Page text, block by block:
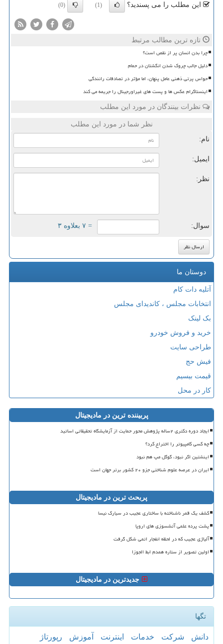
این مطلب را می پسندید؟ (1)
(0)
تازه ترین مطالب مرتبط
چرا بدن انسان پر از نقص است؟
دلیل جالب چروک شدن انگشتان در حمام
حواس پرتی ذهنی عامل پنهان، اما مؤثر در تصادفات رانندگی
اینستاگرام عکس ها و پست های غیراورجینال را جریمه می کند
نظرات بینندگان در مورد این مطلب
نظر شما در مورد این مطلب
نام:
ایمیل:
نظر:
سوال: = ۷ بعلاوه ۳
دوستان ما
آتلیه دات کام
انتخابات مجلس ، کاندیدای مجلس
بک لینک
خرید و فروش خودرو
طراحی سایت
فیش حج
قیمت بیسیم
کار در محل
پربیننده ترین در مادیجیتال
ایجاد دوره دکتری ۲ساله پژوهش محور حمایت از آزمایشگاه تحقیقاتی اساتید
چه کسی کامپیوتر را اختراع کرد؟
اینشتین اگر نبود، گوگل مپ هم نبود
ایران در عرصه علوم شناختی جزو ۲۰ کشور برتر جهان است
پربحث ترین در مادیجیتال
کشف یک قمر ناشناخته با ساختاری عجیب در سیارک نیسا
پشت پرده علمی آتشسوزی های اروپا
آلیاژی عجیب که در لحظه انفجار اتمی شکل گرفت
اولین تصویر از ستاره همدم ابط الجوزا
جدیدترین در مادیجیتال
تگها
دانش شركت خدمات اینترنت آموزش رپورتاژ